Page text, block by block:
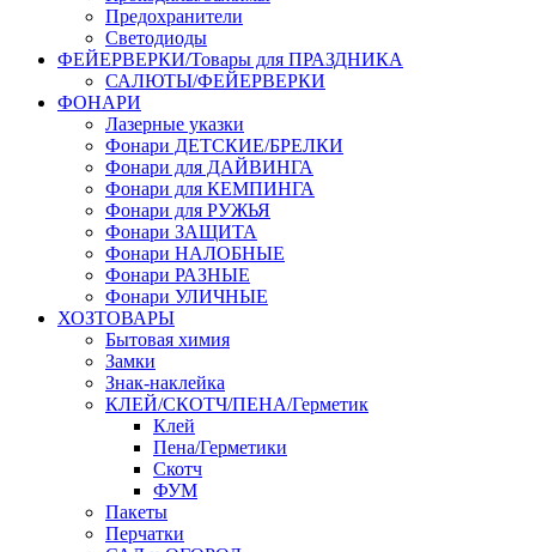
Предохранители
Светодиоды
ФЕЙЕРВЕРКИ/Товары для ПРАЗДНИКА
САЛЮТЫ/ФЕЙЕРВЕРКИ
ФОНАРИ
Лазерные указки
Фонари ДЕТСКИЕ/БРЕЛКИ
Фонари для ДАЙВИНГА
Фонари для КЕМПИНГА
Фонари для РУЖЬЯ
Фонари ЗАЩИТА
Фонари НАЛОБНЫЕ
Фонари РАЗНЫЕ
Фонари УЛИЧНЫЕ
ХОЗТОВАРЫ
Бытовая химия
Замки
Знак-наклейка
КЛЕЙ/СКОТЧ/ПЕНА/Герметик
Клей
Пена/Герметики
Скотч
ФУМ
Пакеты
Перчатки